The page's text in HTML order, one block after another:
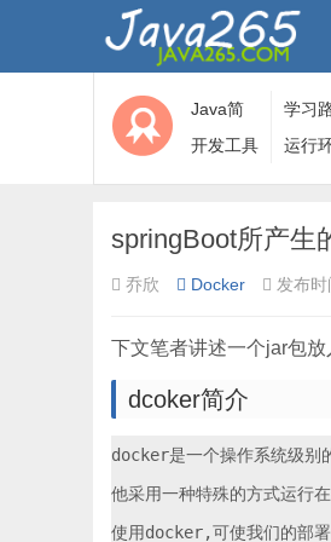
Java简
介
学习
开发工具
运行
springBoot所产生
乔欣 Docker 发布
下文笔者讲述一个jar包
dcoker简介
docker是一个操作系统级别
他采用一种特殊的方式运行
使用docker,可使我们的部